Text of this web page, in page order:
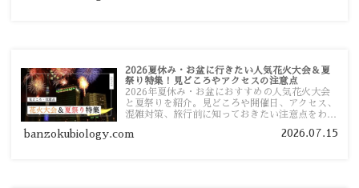
2026夏休み・お盆に行きたい人気花火大会＆夏
祭り特集！見どころやアクセスの注意点
2026年夏休み・お盆におすすめの人気花火大会
と夏祭りを紹介。見どころや開催日、アクセス、
混雑対策、旅行前に知っておきたい注意点をわか
banzokubiology.com 2026.07.15